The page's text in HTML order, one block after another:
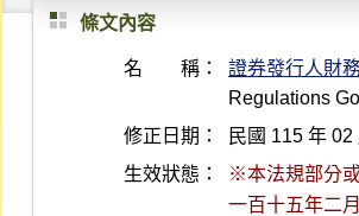
條文內容
名 稱：
證券發行人財
Regulations
修正日期：
民國 115 年 02
生效狀態：
※本法規部分
一百十五年二